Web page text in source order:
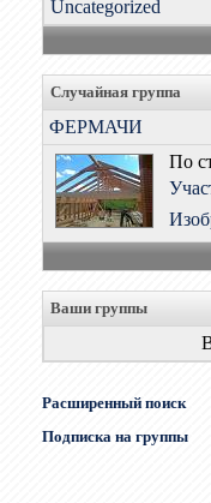
Uncategorized
Случайная группа
ФЕРМАЧИ
По
Ваши группы
Расширенный поиск
Подписка на группы